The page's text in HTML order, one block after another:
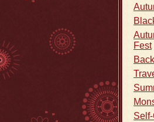
Fest